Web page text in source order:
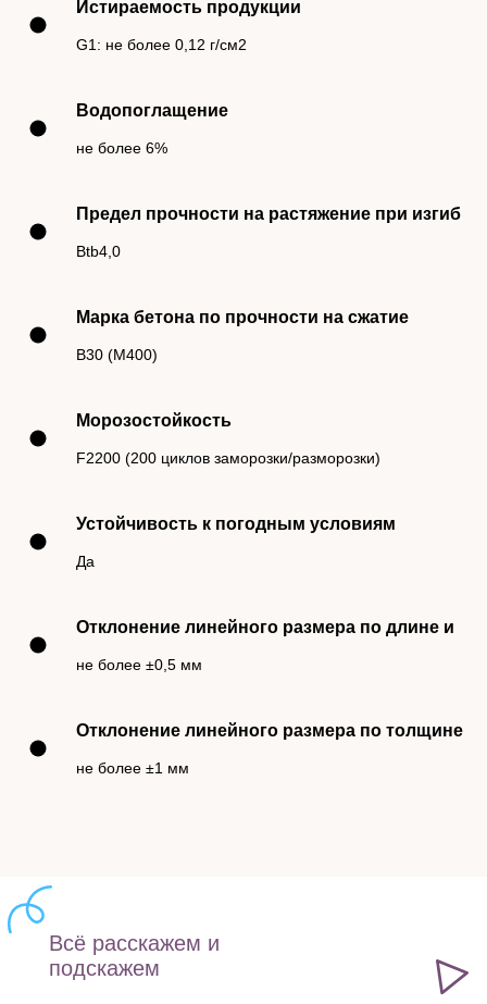
Истираемость продукции
G1: не более 0,12 г/см2
Водопоглащение
не более 6%
Предел прочности на растяжение при изгиб
Btb4,0
Марка бетона по прочности на сжатие
B30 (M400)
Морозостойкость
F2200 (200 циклов заморозки/разморозки)
Устойчивость к погодным условиям
Да
Отклонение линейного размера по длине и
не более ±0,5 мм
Отклонение линейного размера по толщине
не более ±1 мм
Всё расскажем и
подскажем